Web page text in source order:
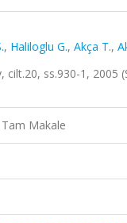
, Haliloglu G., Akça T.,
ss.930-1, 2005
Makale